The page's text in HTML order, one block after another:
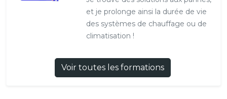
et je prolonge ainsi la durée de vie
des systèmes de chauffage ou de
climatisation !
Voir toutes les formations